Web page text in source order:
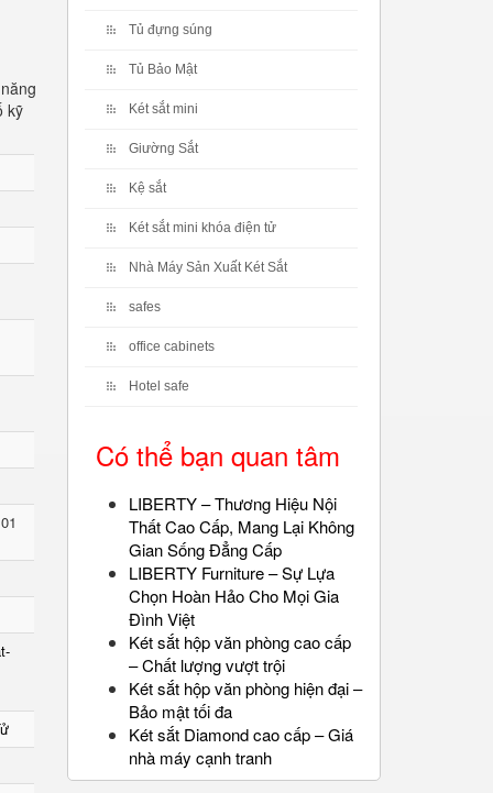
kỹ
Tủ đựng súng
Tủ Bảo Mật
Két sắt mini
Giường Sắt
Kệ sắt
Két sắt mini khóa điện tử
Nhà Máy Sản Xuất Két Sắt
safes
office cabinets
Hotel safe
Có thể bạn quan tâm
LIBERTY – Thương Hiệu Nội
Thất Cao Cấp, Mang Lại Không
Gian Sống Đẳng Cấp
LIBERTY Furniture – Sự Lựa
Chọn Hoàn Hảo Cho Mọi Gia
Đình Việt
Két sắt hộp văn phòng cao cấp
– Chất lượng vượt trội
Két sắt hộp văn phòng hiện đại –
Bảo mật tối đa
Két sắt Diamond cao cấp – Giá
nhà máy cạnh tranh